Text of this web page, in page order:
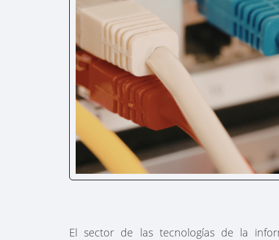
El sector de las tecnologías de la